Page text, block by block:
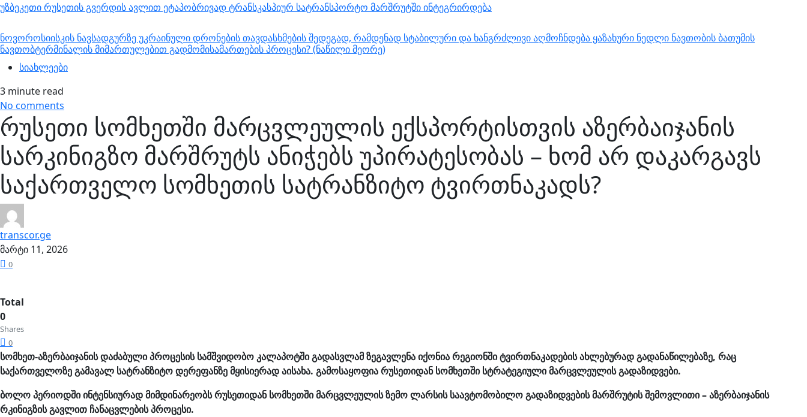
უზბეკეთი რუსეთის გვერდის ავლით ეტაპობრივად ტრანსკასპიურ სატრანსპორტო მარშრუტში ინტეგრირდება
ნოვოროსიისკის ნავსადგურზე უკრაინული დრონების თავდასხმების შედეგად, რამდენად სტაბილური და ხანგრძლივი აღმოჩნდება ყაზახური ნედლი ნავთობის ბათუმის
ნავთობტერმინალის მიმართულებით გადმომისამართების პროცესი? (ნაწილი მეორე)
სიახლეები
3 minute read
No comments
რუსეთი სომხეთში მარცვლეულის ექსპორტისთვის აზერბაიჯანის
სარკინიგზო მარშრუტს ანიჭებს უპირატესობას – ხომ არ დაკარგავს
საქართველო სომხეთის სატრანზიტო ტვირთნაკადს?
transcor.ge
მარტი 11, 2026
0
Total
0
Shares
0
სომხეთ-აზერბაიჯანის დაძაბული პროცესის სამშვიდობო კალაპოტში გადასვლამ ზეგავლენა იქონია რეგიონში ტვირთნაკადების ახლებურად გადანაწილებაზე, რაც
საქართველოზე გამავალ სატრანზიტო დერეფანზე მყისიერად აისახა. გამოსაყოფია რუსეთიდან სომხეთში სტრატეგიული მარცვლეულის გადაზიდვები.
ბოლო პერიოდში ინტენსიურად მიმდინარეობს რუსეთიდან სომხეთში მარცვლეულის ზემო ლარსის საავტომობილო გადაზიდვების მარშრუტის შემოვლითი – აზერბაიჯანის
რკინიგზის გავლით ჩანაცვლების პროცესი.